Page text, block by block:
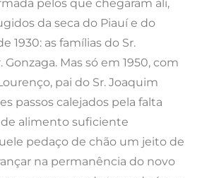
pelos que chegaram ali,
da seca do Piauí e do
1930: as famílias do Sr.
Gonzaga. Mas só em 1950, com
pai do Sr. Joaquim
passos calejados pela falta
de alimento suficiente
pedaço de chão um jeito de
na permanência do novo